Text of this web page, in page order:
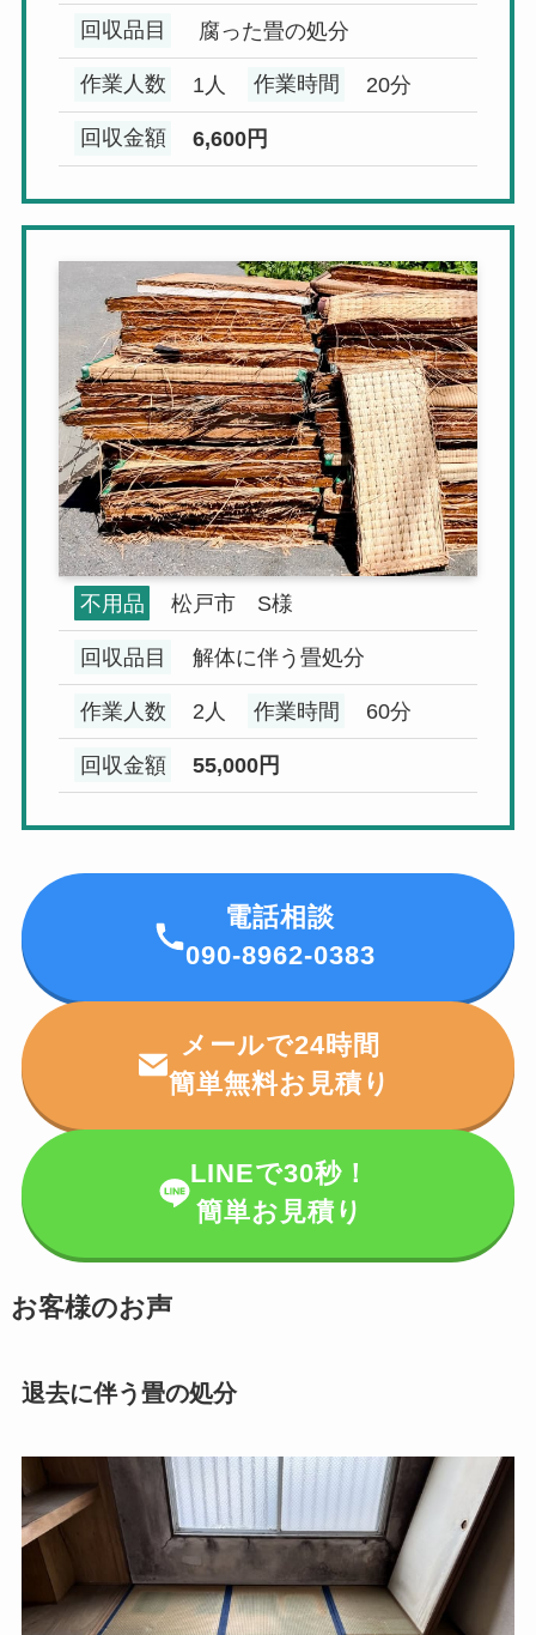
回収品目 腐った畳の処分
作業人数 1人 作業時間 20分
回収金額 6,600円
不用品 松戸市 S様
回収品目 解体に伴う畳処分
作業人数 2人 作業時間 60分
回収金額 55,000円
電話相談
090-8962-0383
メールで24時間
簡単無料お見積り
LINEで30秒！
簡単お見積り
お客様のお声
退去に伴う畳の処分